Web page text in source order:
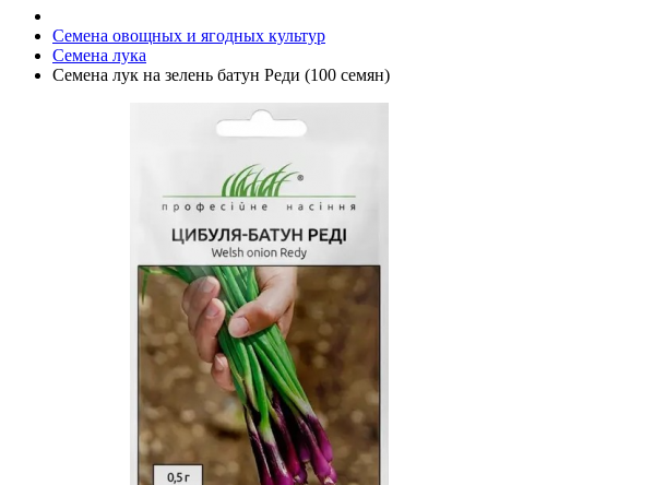
Семена овощных и ягодных культур
Семена лука
Семена лук на зелень батун Реди (100 семян)